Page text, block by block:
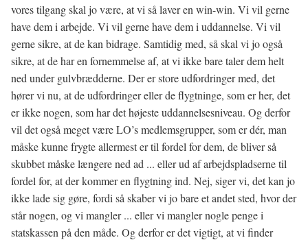
vores tilgang skal jo være, at vi så laver en win-win. Vi vil gerne
have dem i arbejde. Vi vil gerne have dem i uddannelse. Vi vil
gerne sikre, at de kan bidrage. Samtidig med, så skal vi jo også
sikre, at de har en fornemmelse af, at vi ikke bare taler dem helt
ned under gulvbrædderne. Der er store udfordringer med, det
hører vi nu, at de udfordringer eller de flygtninge, som er her, det
er ikke nogen, som har det højeste uddannelsesniveau. Og derfor
vil det også meget være LO’s medlemsgrupper, som er dér, man
måske kunne frygte allermest er til fordel for dem, de bliver så
skubbet måske længere ned ad ... eller ud af arbejdspladserne til
fordel for, at der kommer en flygtning ind. Nej, siger vi, det kan jo
ikke lade sig gøre, fordi så skaber vi jo bare et andet sted, hvor der
står nogen, og vi mangler ... eller vi mangler nogle penge i
statskassen på den måde. Og derfor er det vigtigt, at vi finder